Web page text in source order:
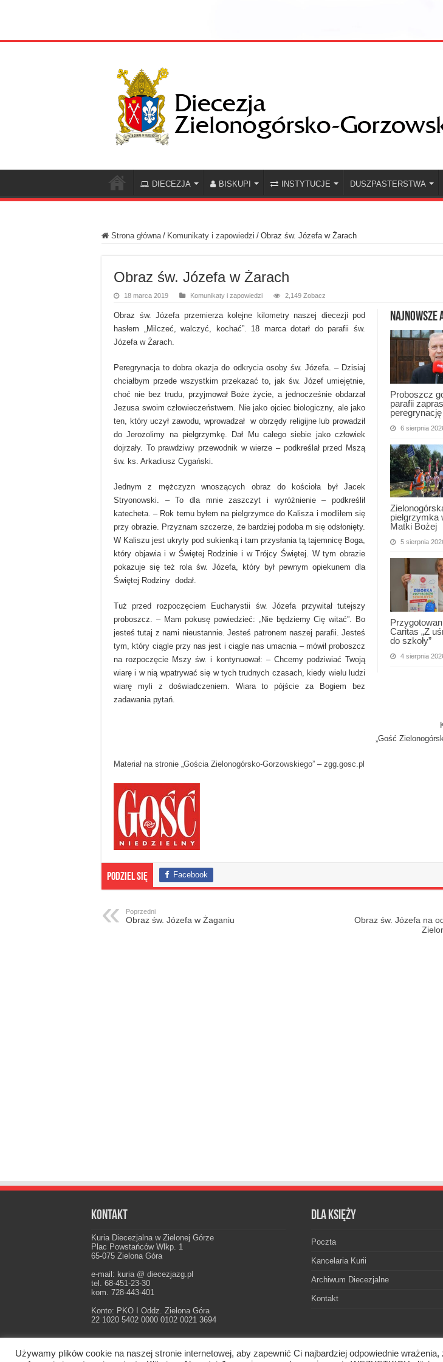
DIECEZJA BISKUPI INSTYTUCJE DUSZPASTERSTWA
Strona główna / Komunikaty i zapowiedzi / Obraz św. Józefa w Żarach
Obraz św. Józefa w Żarach
18 marca 2019 Komunikaty i zapowiedzi 2,149 Zobacz
Najnowsze
Proboszcz
parafii
6 sierpnia
pielgrzymka
Matki Bożej
5 sierpnia
Caritas „Z
do szkoły”
4 sierpnia
Obraz św. Józefa przemierza kolejne kilometry naszej diecezji pod
hasłem „Milczeć, walczyć, kochać”. 18 marca dotarł do parafii św.
Józefa w Żarach.
Peregrynacja to dobra okazja do odkrycia osoby św. Józefa. – Dzisiaj
chciałbym przede wszystkim przekazać to, jak św. Józef umiejętnie,
choć nie bez trudu, przyjmował Boże życie, a jednocześnie obdarzał
Jezusa swoim człowieczeństwem. Nie jako ojciec biologiczny, ale jako
ten, który uczył zawodu, wprowadzał w obrzędy religijne lub prowadził
do Jerozolimy na pielgrzymkę. Dał Mu całego siebie jako człowiek
dojrzały. To prawdziwy przewodnik w wierze – podkreślał przed Mszą
św. ks. Arkadiusz Cygański.
Jednym z mężczyzn wnoszących obraz do kościoła był Jacek
Stryonowski. – To dla mnie zaszczyt i wyróżnienie – podkreślił
katecheta. – Rok temu byłem na pielgrzymce do Kalisza i modliłem się
przy obrazie. Przyznam szczerze, że bardziej podoba m się odsłonięty.
W Kaliszu jest ukryty pod sukienką i tam przysłania tą tajemnicę Boga,
który objawia i w Świętej Rodzinie i w Trójcy Świętej. W tym obrazie
pokazuje się też rola św. Józefa, który był pewnym opiekunem dla
Świętej Rodziny dodał.
Tuż przed rozpoczęciem Eucharystii św. Józefa przywitał tutejszy
proboszcz. – Mam pokusę powiedzieć: „Nie będziemy Cię witać”. Bo
jesteś tutaj z nami nieustannie. Jesteś patronem naszej parafii. Jesteś
tym, który ciągle przy nas jest i ciągle nas umacnia – mówił proboszcz
na rozpoczęcie Mszy św. i kontynuował: – Chcemy podziwiać Twoją
wiarę i w nią wpatrywać się w tych trudnych czasach, kiedy wielu ludzi
wiarę myli z doświadczeniem. Wiara to pójście za Bogiem bez
zadawania pytań.
„Gość
Materiał na stronie „Gościa Zielonogórsko-Gorzowskiego” – zgg.gosc.pl
Podziel się Facebook
Poprzedni
Obraz św. Józefa w Żaganiu
Obraz św. Józefa na
Kontakt
Kuria Diecezjalna w Zielonej Górze
Plac Powstańców Wlkp. 1
65-075 Zielona Góra
e-mail: kuria @ diecezjazg.pl
tel. 68-451-23-30
kom. 728-443-401
Konto: PKO I Oddz. Zielona Góra
22 1020 5402 0000 0102 0021 3694
Dla księży
Poczta
Kancelaria Kurii
Archiwum Diecezjalne
Kontakt
Oficjalna strona Diecezji Zielonogórsko-Gorzowskiej. © 2026. Wszelkie prawa zastrzeżone.
Używamy plików cookie na naszej stronie internetowej, aby zapewnić Ci najbardziej odpowiednie wrażenia,